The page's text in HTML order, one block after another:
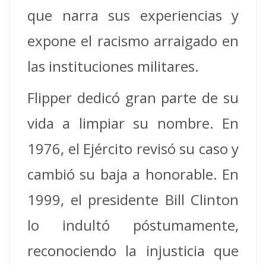
que narra sus experiencias y
expone el racismo arraigado en
las instituciones militares.
Flipper dedicó gran parte de su
vida a limpiar su nombre. En
1976, el Ejército revisó su caso y
cambió su baja a honorable. En
1999, el presidente Bill Clinton
lo indultó póstumamente,
reconociendo la injusticia que